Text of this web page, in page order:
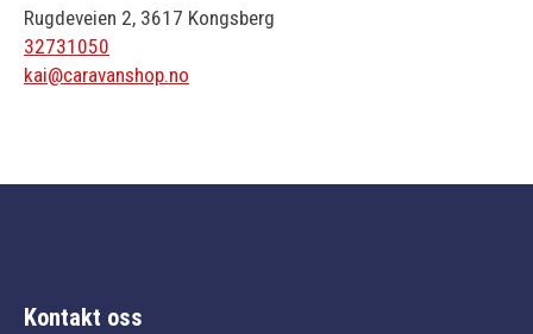
Rugdeveien 2, 3617 Kongsberg
32731050
kai@caravanshop.no
Kontakt oss